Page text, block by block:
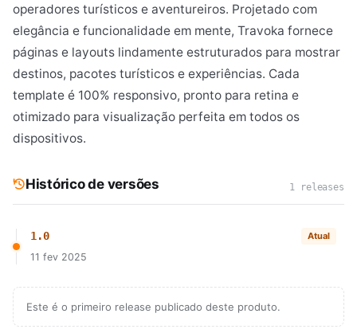
operadores turísticos e aventureiros. Projetado com
elegância e funcionalidade em mente, Travoka fornece
páginas e layouts lindamente estruturados para mostrar
destinos, pacotes turísticos e experiências. Cada
template é 100% responsivo, pronto para retina e
otimizado para visualização perfeita em todos os
dispositivos.
Histórico de versões 1 releases
1.0 Atual
11 fev 2025
Este é o primeiro release publicado deste produto.